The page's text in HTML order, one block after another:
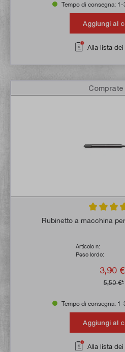
Tempo di consegna:
Aggiungi al
Alla lista
Rubinetto a macchina
Articolo n:
Peso lordo:
3,90
5,50 €*
Comprate
Tempo di consegna:
Aggiungi al
Alla lista